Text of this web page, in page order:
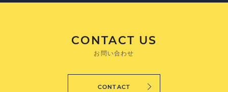
CONTACT US
お問い合わせ
CONTACT